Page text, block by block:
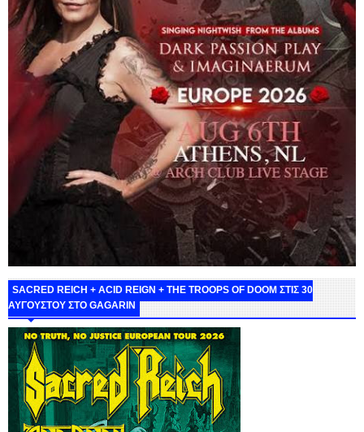
SACRED REICH + ACID REIGN + THE TROOPS OF DOOM ΣΤΙΣ 30
ΑΥΓΟΥΣΤΟΥ ΣΤΟ GAGARIN